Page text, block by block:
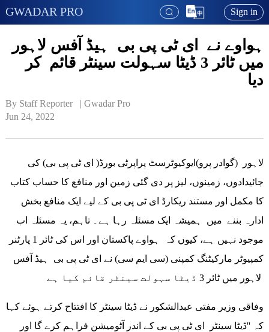
GWADAR PRO Sign in
ہواوے نے ای ٹی پی بی ہیڈ آفس لاہور
میں ٹائر 3 ڈیٹا سہولت سینٹر قائم کر
دیا
By Staff Reporter   | Gwadar Pro
Jun 24, 2022
لاہور (گوادر پرو)ایوکیوٹرسٹ پراپرٹی بورڈ( ای ٹی پی بی) کی
جائیدادوں، زمینوں، لیز پر دی گئی زمین اور منافع کا حساب کتاب
کا مکمل اور مستند ریکارڈ ای ٹی پی بی کے لیے ایک منافع بخش
ادارہ بننے میں ہمیشہ ایک مسئلہ رہا ہے۔ تاہم، یہ مسئلہ اب
موجود نہیں ہے، کیوں کہ ہواوے پاکستان اور اس کی ٹائر 1 پارٹنر
کمپیوٹر مارکیٹنگ کمپنی (سی ایم سی) نے ای ٹی پی بی ہیڈ آفس
وفاقی وزیر مفتی عبدالشکور نے ڈیٹا سینٹر کا افتتاح کرتے ہوئے کہا
کہ ''ڈیٹا سینٹر ای ٹی پی بی کے اندر آٹومیشن فراہم کرے گا اور